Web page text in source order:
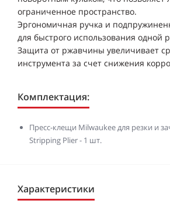
ограниченное пространство.
Эргономичная ручка и
для быстрого использования одной
Защита от ржавчины увеличивает
инструмента за счет снижения
Комплектация:
Пресс-клещи Milwaukee для резки и
Stripping Plier - 1 шт.
Характеристики